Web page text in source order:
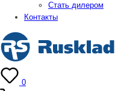
Стать дилером
Контакты
0